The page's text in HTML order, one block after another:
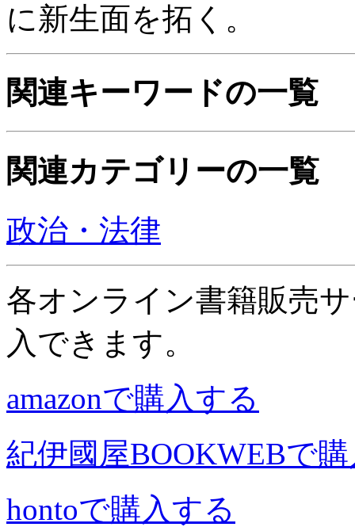
に新生面を拓く。
関連キーワードの一覧
関連カテゴリーの一覧
政治・法律
各オンライン書籍販売
入できます。
amazonで購入する
紀伊國屋BOOKWEBで
hontoで購入する